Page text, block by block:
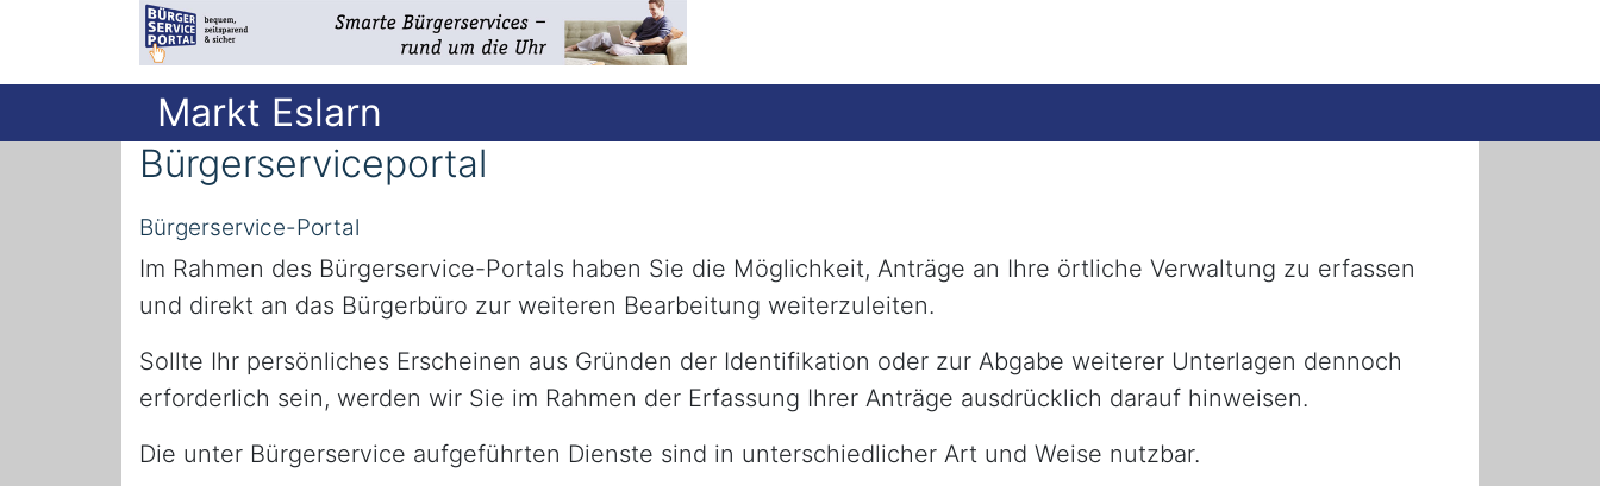
Markt Eslarn
Bürgerserviceportal
Bürgerservice-Portal
Im Rahmen des Bürgerservice-Portals haben Sie die Möglichkeit, Anträge an Ihre örtliche Verwaltung zu erfassen
und direkt an das Bürgerbüro zur weiteren Bearbeitung weiterzuleiten.
Sollte Ihr persönliches Erscheinen aus Gründen der Identifikation oder zur Abgabe weiterer Unterlagen dennoch
erforderlich sein, werden wir Sie im Rahmen der Erfassung Ihrer Anträge ausdrücklich darauf hinweisen.
Die unter Bürgerservice aufgeführten Dienste sind in unterschiedlicher Art und Weise nutzbar.